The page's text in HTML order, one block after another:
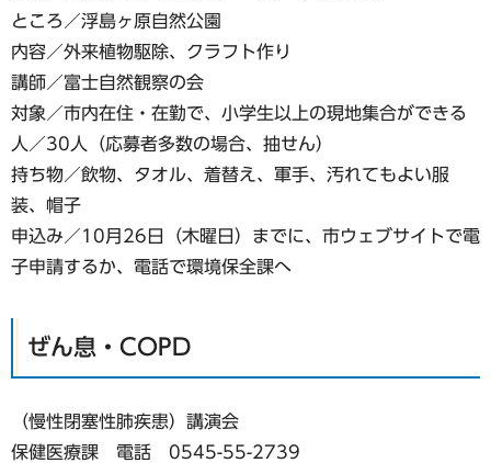
ところ／浮島ヶ原自然公園
内容／外来植物駆除、クラフト作り
講師／富士自然観察の会
対象／市内在住・在勤で、小学生以上の現地集合ができる
人／30人（応募者多数の場合、抽せん）
持ち物／飲物、タオル、着替え、軍手、汚れてもよい服
装、帽子
申込み／10月26日（木曜日）までに、市ウェブサイトで電
子申請するか、電話で環境保全課へ
ぜん息・COPD
（慢性閉塞性肺疾患）講演会
保健医療課 電話 0545-55-2739